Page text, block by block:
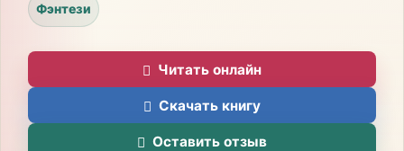
Фэнтези
Читать онлайн
Скачать книгу
Оставить отзыв